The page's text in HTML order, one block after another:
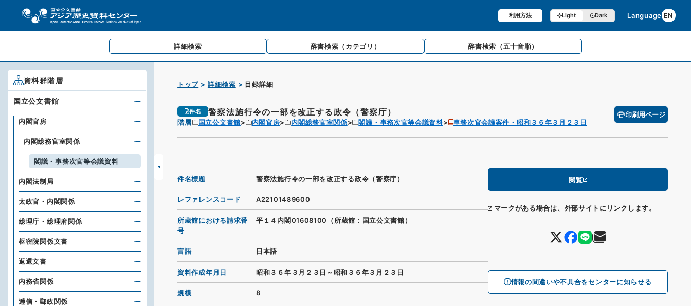
利用方法 Light Dark Language EN
詳細検索 辞書検索 （カテゴリ） 辞書検索 （五十音順）
トップ 詳細検索 目録詳細
件名 警察法施行令の一部を改正する政令（警察庁）
階層 国立公文書館 内閣官房 内閣総務官室関係 閣議・事務次官等会議資料 事務次官会議案件・昭和３６年３月２３日
印刷用ページ
閲覧
マークがある場合は、外部サイトにリンクします。
情報の間違いや不具合をセンターに知らせる
件名標題 警察法施行令の一部を改正する政令（警察庁）
レファレンスコード A22101489600
所蔵館における請求番
号
平１４内閣01608100（所蔵館：国立公文書館）
言語 日本語
資料作成年月日 昭和３６年３月２３日～昭和３６年３月２３日
規模 8
資料群階層
国立公文書館
内閣官房
内閣総務官室関係
閣議・事務次官等会議資料
内閣法制局
太政官・内閣関係
総理庁・総理府関係
枢密院関係文書
返還文書
内務省関係
逓信・郵政関係